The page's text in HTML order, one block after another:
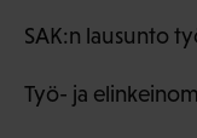
SAK:n lausunto
Työ- ja